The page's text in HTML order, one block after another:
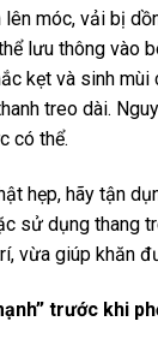
lên móc, vải bị
lưu thông vào
kẹt và sinh mùi
treo dài.
có thể.
hẹp, hãy tận
sử dụng thang
vừa giúp khăn
trước khi